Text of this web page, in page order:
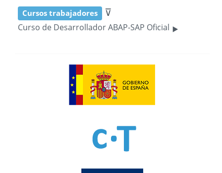
Cursos trabajadores ⊽
Curso de Desarrollador ABAP-SAP Oficial ‣